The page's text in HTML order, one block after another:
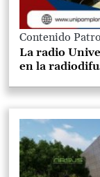
Contenido
La radio
en la